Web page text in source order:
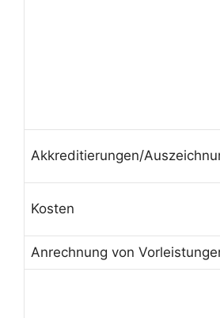
Akkreditierungen/
Kosten
Anrechnung von